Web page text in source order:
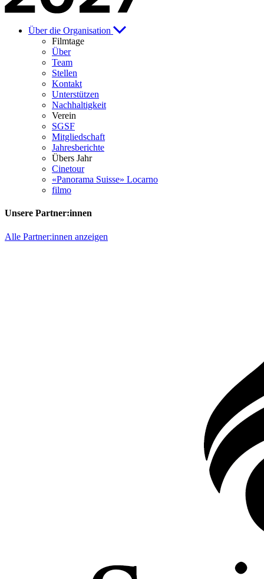
Über die Organisation
Filmtage
Über
Team
Stellen
Kontakt
Unterstützen
Nachhaltigkeit
Verein
SGSF
Mitgliedschaft
Jahresberichte
Übers Jahr
Cinetour
«Panorama Suisse» Locarno
filmo
Unsere Partner:innen
Alle Partner:innen anzeigen